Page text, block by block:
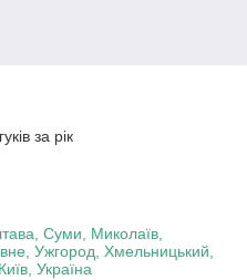
за рік
Суми, Миколаїв,
Ужгород, Хмельницький,
Україна